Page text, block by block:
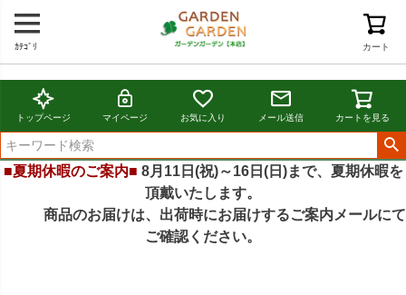
カート
ｶﾃｺﾞﾘ
トップページ マイページ お気に入り メール送信 カートを見る
■夏期休暇のご案内■ 8月11日(祝)～16日(日)まで、夏期休暇を
頂戴いたします。
商品のお届けは、出荷時にお届けするご案内メールにて
ご確認ください。